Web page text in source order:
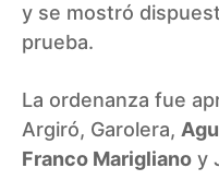
y se mostró
prueba.
La ordenanza fue
Argiró, Garolera,
Franco Marigliano y